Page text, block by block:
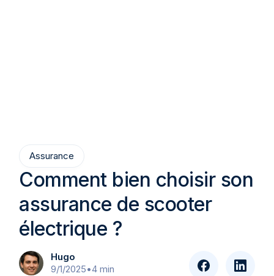
Assurance
Comment bien choisir son
assurance de scooter
électrique ?
Hugo
9/1/2025•4 min